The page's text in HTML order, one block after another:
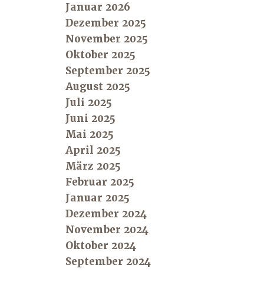
Januar 2026
Dezember 2025
November 2025
Oktober 2025
September 2025
August 2025
Juli 2025
Juni 2025
Mai 2025
April 2025
März 2025
Februar 2025
Januar 2025
Dezember 2024
November 2024
Oktober 2024
September 2024